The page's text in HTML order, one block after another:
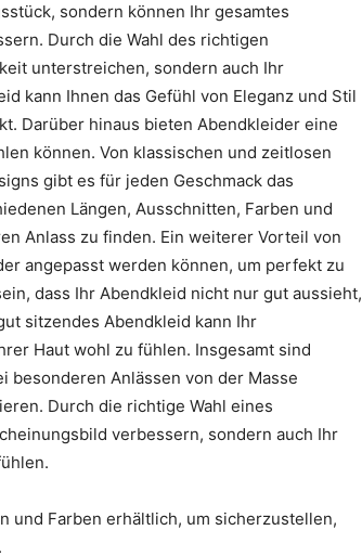
sondern können Ihr gesamtes
Durch die Wahl des richtigen
unterstreichen, sondern auch Ihr
kann Ihnen das Gefühl von Eleganz und Stil
Darüber hinaus bieten Abendkleider eine
können. Von klassischen und zeitlosen
gibt es für jeden Geschmack das
Längen, Ausschnitten, Farben und
Anlass zu finden. Ein weiterer Vorteil von
angepasst werden können, um perfekt zu
dass Ihr Abendkleid nicht nur gut aussieht,
sitzendes Abendkleid kann Ihr
Haut wohl zu fühlen. Insgesamt sind
Anlässen von der Masse
Durch die richtige Wahl eines
verbessern, sondern auch Ihr
und Farben erhältlich, um sicherzustellen,